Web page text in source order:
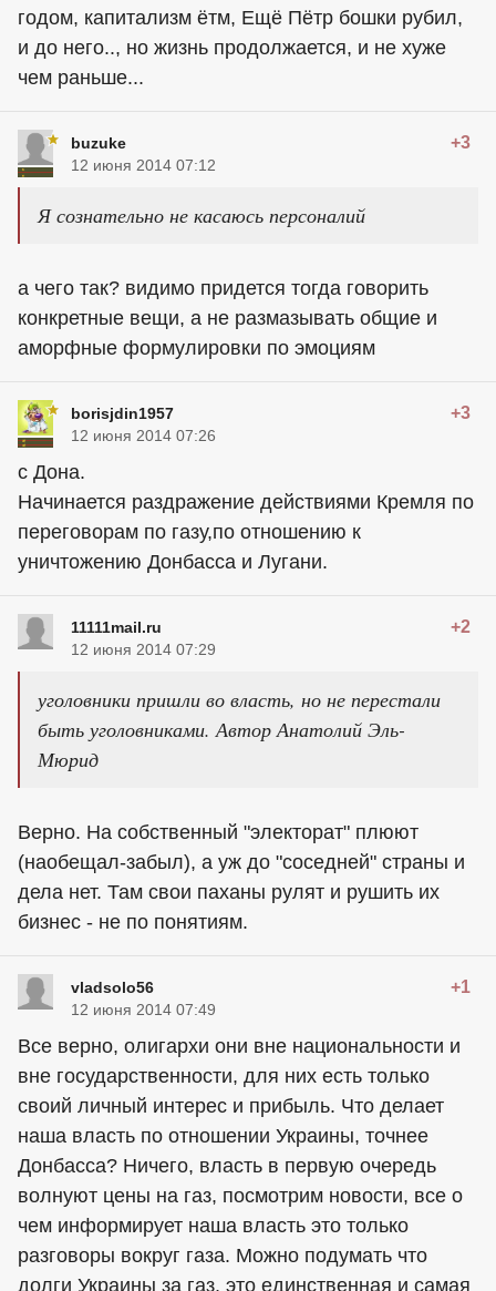
годом, капитализм ётм, Ещё Пётр бошки рубил,
и до него.., но жизнь продолжается, и не хуже
чем раньше...
buzuke +3
12 июня 2014 07:12
Я сознательно не касаюсь персоналий
а чего так? видимо придется тогда говорить
конкретные вещи, а не размазывать общие и
аморфные формулировки по эмоциям
borisjdin1957 +3
12 июня 2014 07:26
с Дона.
Начинается раздражение действиями Кремля по
переговорам по газу,по отношению к
уничтожению Донбасса и Лугани.
11111mail.ru +2
12 июня 2014 07:29
уголовники пришли во власть, но не перестали
быть уголовниками. Автор Анатолий Эль-
Мюрид
Верно. На собственный "электорат" плюют
(наобещал-забыл), а уж до "соседней" страны и
дела нет. Там свои паханы рулят и рушить их
бизнес - не по понятиям.
vladsolo56 +1
12 июня 2014 07:49
Все верно, олигархи они вне национальности и
вне государственности, для них есть только
своий личный интерес и прибыль. Что делает
наша власть по отношении Украины, точнее
Донбасса? Ничего, власть в первую очередь
волнуют цены на газ, посмотрим новости, все о
чем информирует наша власть это только
разговоры вокруг газа. Можно подумать что
долги Украины за газ, это единственная и самая